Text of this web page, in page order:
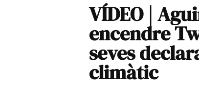
VÍDEO |
encendre
seves
climàtic